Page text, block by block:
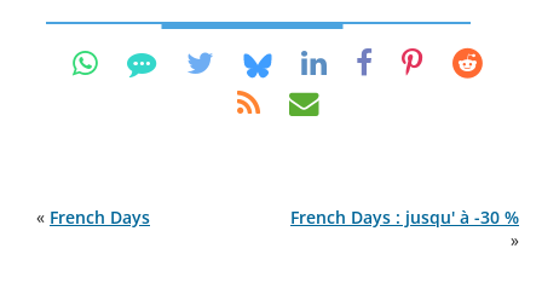
« French Days
French Days : jusqu' à -30 %
»